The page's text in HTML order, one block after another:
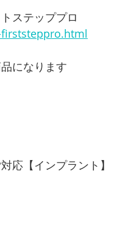
ステッププロ
になります
応【インプラント】